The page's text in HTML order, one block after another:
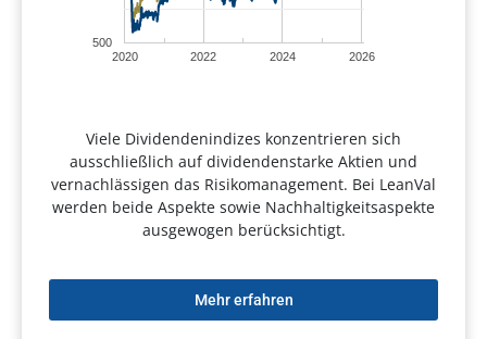
2020 2022 2024 2026
500
Viele Dividendenindizes konzentrieren sich
ausschließlich auf dividendenstarke Aktien und
vernachlässigen das Risikomanagement. Bei LeanVal
werden beide Aspekte sowie Nachhaltigkeitsaspekte
ausgewogen berücksichtigt.
Mehr erfahren